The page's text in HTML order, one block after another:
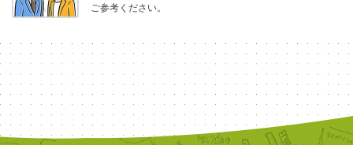
ご参考ください。